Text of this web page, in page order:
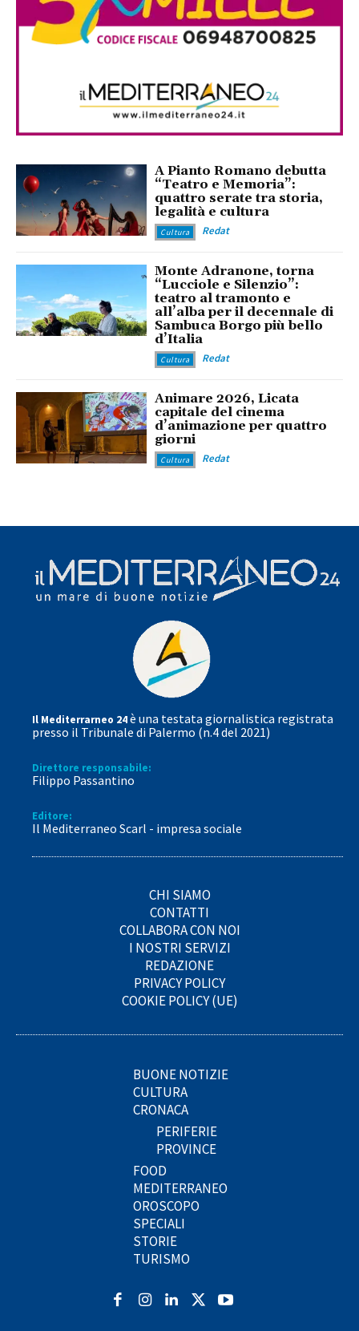
A Pianto Romano debutta
“Teatro e Memoria”:
quattro serate tra storia,
legalità e cultura
Cultura Redat
Monte Adranone, torna
“Lucciole e Silenzio”:
teatro al tramonto e
all’alba per il decennale di
Sambuca Borgo più bello
d’Italia
Cultura Redat
Animare 2026, Licata
capitale del cinema
d’animazione per quattro
giorni
Cultura Redat
Il Mediterrarneo 24è una testata giornalistica registrata
presso il Tribunale di Palermo (n.4 del 2021)
Direttore responsabile:
Filippo Passantino
Editore:
Il Mediterraneo Scarl - impresa sociale
CHI SIAMO
CONTATTI
COLLABORA CON NOI
I NOSTRI SERVIZI
REDAZIONE
PRIVACY POLICY
COOKIE POLICY (UE)
BUONE NOTIZIE
CULTURA
CRONACA
PERIFERIE
PROVINCE
FOOD
MEDITERRANEO
OROSCOPO
SPECIALI
STORIE
TURISMO